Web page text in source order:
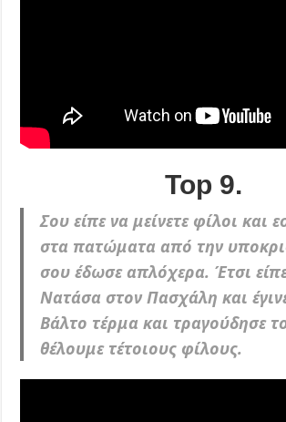
Top 9.
Σου είπε να μείνετε φίλοι και
στα πατώματα από την
σου έδωσε απλόχερα. Έτσι
Νατάσα στον Πασχάλη και
Βάλτο τέρμα και τραγούδησε
θέλουμε τέτοιους φίλους.